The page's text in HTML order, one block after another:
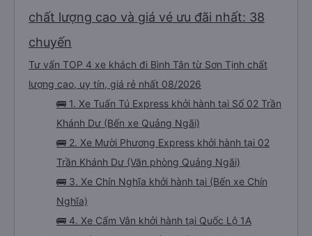
chất lượng cao và giá vé ưu đãi nhất: 38
chuyến
Tư vấn TOP 4 xe khách đi Bình Tân từ Sơn Tịnh chất
lượng cao, uy tín, giá rẻ nhất 08/2026
🚌 1. Xe Tuấn Tú Express khởi hành tại Số 02 Trần
Khánh Dư (Bến xe Quảng Ngãi)
🚌 2. Xe Mười Phương Express khởi hành tại 02
Trần Khánh Dư (Văn phòng Quảng Ngãi)
🚌 3. Xe Chín Nghĩa khởi hành tại (Bến xe Chín
Nghĩa)
🚌 4. Xe Cẩm Vân khởi hành tại Quốc Lộ 1A